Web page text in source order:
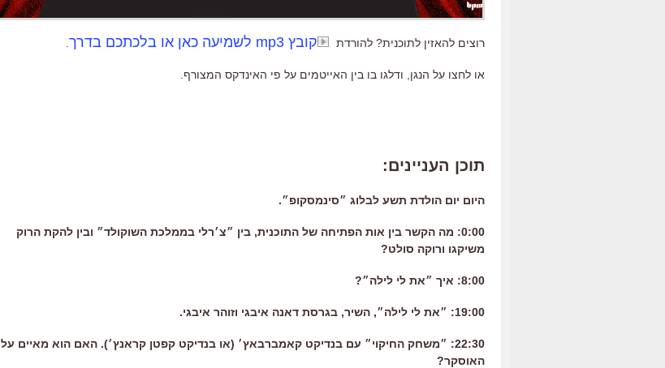
רוצים להאזין לתוכנית? להורדת קובץ mp3 לשמיעה כאן או בלכתכם בדרך
או לחצו על הנגן, ודלגו בו בין האייטמים על פי האינדקס המצורף.
תוכן העניינים:
היום יום הולדת תשע לבלוג ״סינמסקופ״.
0:00: מה הקשר בין אות הפתיחה של התוכנית, בין ״צ׳רלי בממלכת השוקולד״ ובין להקת הרוק
משיקגו ורוקה סולט?
8:00: איך ״את לי לילה״?
19:00: ״את לי לילה״, השיר, בגרסת דאנה איבגי וזוהר איבגי.
22:30: ״משחק החיקוי״ עם בנדיקט קאמברבאץ׳ (או בנדיקט קפטן קראנץ׳). האם הוא מאיים על
האוסקר?